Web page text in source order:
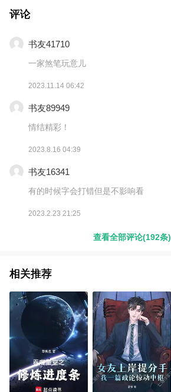
评论
书友41710
一家煞笔玩意儿
2023.11.14 06:42
书友89949
情结精彩！
2023.8.16 04:39
书友16341
有的时候字会打错但是不影响看
2023.2.23 21:25
查看全部评论(192条)
相关推荐